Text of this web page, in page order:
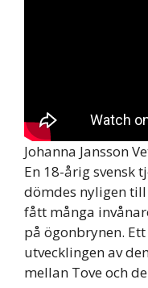
Johanna Jansson
En 18-årig svensk
dömdes nyligen
fått många
på ögonbrynen.
utvecklingen av
mellan Tove och